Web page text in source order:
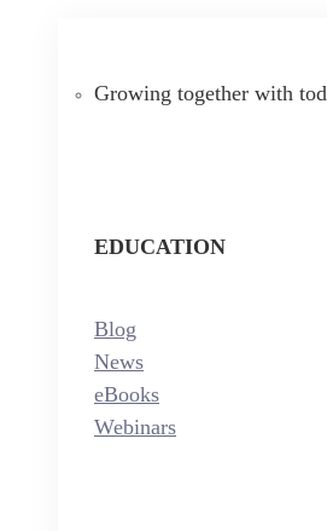
Growing together with
EDUCATION
Blog
News
eBooks
Webinars